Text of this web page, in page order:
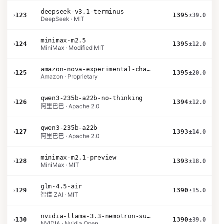
›123
deepseek-v3.1-terminus
DeepSeek · MIT
1395±39.0
›124
minimax-m2.5
MiniMax · Modified MIT
1395±12.0
›125
amazon-nova-experimental-chat-10-20
Amazon · Proprietary
1395±20.0
›126
qwen3-235b-a22b-no-thinking
阿里巴巴 · Apache 2.0
1394±12.0
›127
qwen3-235b-a22b
阿里巴巴 · Apache 2.0
1393±14.0
›128
minimax-m2.1-preview
MiniMax · MIT
1393±18.0
›129
glm-4.5-air
智谱 ZAI · MIT
1390±15.0
›130
nvidia-llama-3.3-nemotron-super-49b-v1.5
1390±39.0